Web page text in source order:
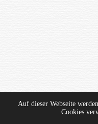
Auf dieser Webseite
Cookies